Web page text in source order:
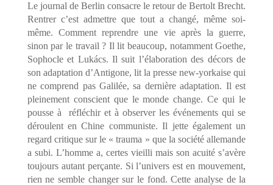
Le journal de Berlin consacre le retour de Bertolt Brecht.
Rentrer c’est admettre que tout a changé, même soi-
même. Comment reprendre une vie après la guerre,
sinon par le travail ? Il lit beaucoup, notamment Goethe,
Sophocle et Lukács. Il suit l’élaboration des décors de
son adaptation d’Antigone, lit la presse new-yorkaise qui
ne comprend pas Galilée, sa dernière adaptation. Il est
pleinement conscient que le monde change. Ce qui le
pousse à
réfléchir et à observer les événements qui se
déroulent en Chine communiste. Il jette également un
regard critique sur le « trauma » que la société allemande
a subi. L’homme a, certes vieilli mais son acuité s’avère
toujours autant perçante. Si l’univers est en mouvement,
rien ne semble changer sur le fond. Cette analyse de la